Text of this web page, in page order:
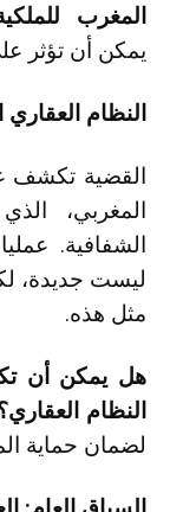
المغرب
يمكن أن تؤثر
النظام
القضية تكشف
المغربي،
الشفافية.
ليست جديدة،
مثل هذه.
هل يمكن أن
النظام
لضمان حماية